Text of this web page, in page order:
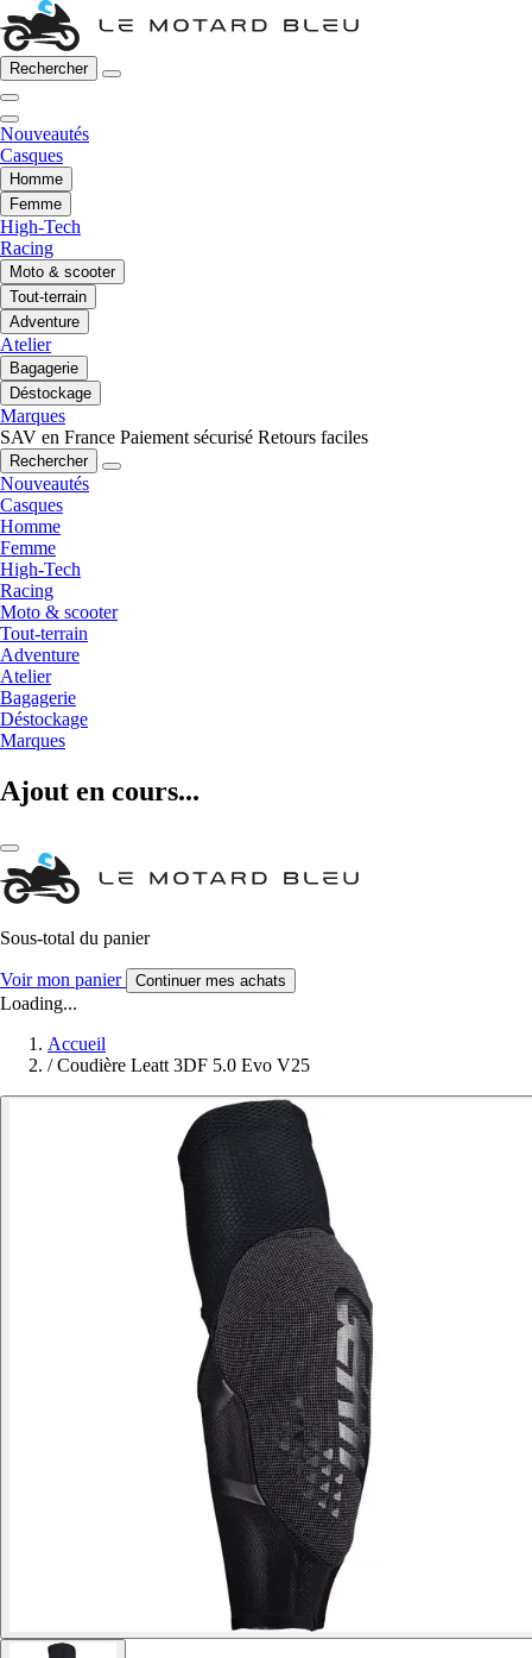
Rechercher
Nouveautés
Casques
Homme
Femme
High-Tech
Racing
Moto & scooter
Tout-terrain
Adventure
Atelier
Bagagerie
Déstockage
Marques
SAV en France Paiement sécurisé Retours faciles
Rechercher
Nouveautés
Casques
Homme
Femme
High-Tech
Racing
Moto & scooter
Tout-terrain
Adventure
Atelier
Bagagerie
Déstockage
Marques
Ajout en cours...
Sous-total du panier
Voir mon panier Continuer mes achats
Loading...
Accueil
/ Coudière Leatt 3DF 5.0 Evo V25